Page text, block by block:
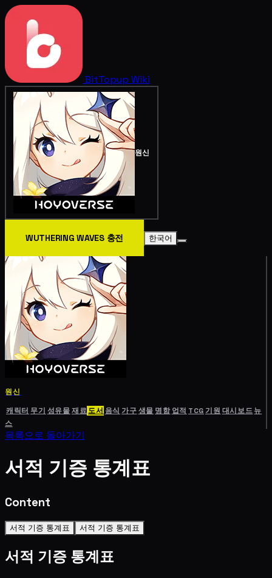
BitTopup Wiki
원신
WUTHERING WAVES 충전 한국어
원신
캐릭터 무기 성유물재료도서 음식 가구생물 명함 업적 TCG기원 대시보드뉴
스
목록으로 돌아가기
서적 기증 통계표
Content
서적 기증 통계표 서적 기증 통계표
서적 기증 통계표